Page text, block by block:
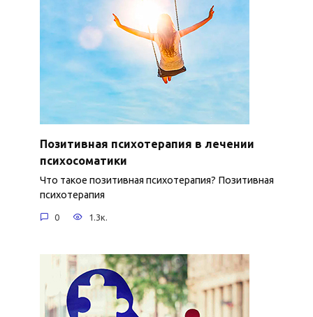
Позитивная психотерапия в лечении
психосоматики
Что такое позитивная психотерапия? Позитивная
психотерапия
0 1.3к.